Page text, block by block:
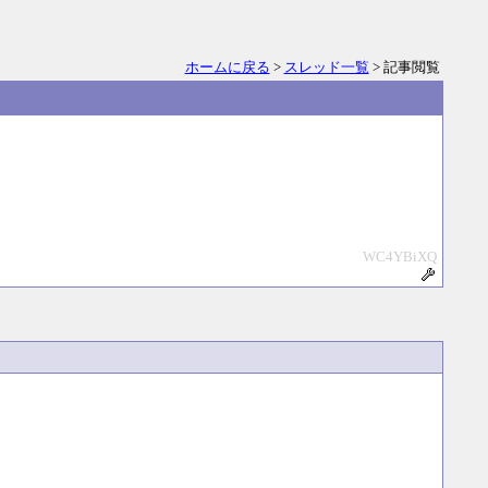
ホームに戻る > スレッド一覧 > 記事閲覧
WC4YBiXQ